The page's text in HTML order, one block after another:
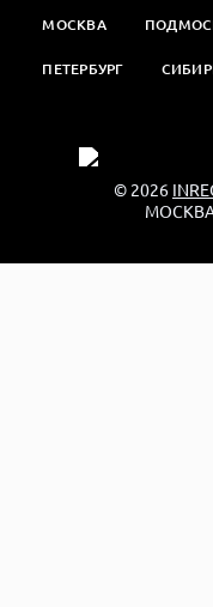
МОСКВА
ПЕТЕРБУРГ
© 2026